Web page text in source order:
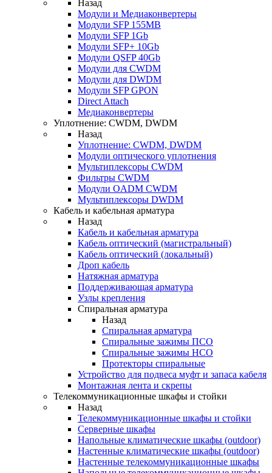
Назад
Модули и Медиаконвертеры
Модули SFP 155MB
Модули SFP 1Gb
Модули SFP+ 10Gb
Модули QSFP 40Gb
Модули для CWDM
Модули для DWDM
Модули SFP GPON
Direct Attach
Медиаконвертеры
Уплотнение: CWDM, DWDM
Назад
Уплотнение: CWDM, DWDM
Модули оптического уплотнения
Мультиплексоры CWDM
Фильтры CWDM
Модули OADM CWDM
Мультиплексоры DWDM
Кабель и кабельная арматура
Назад
Кабель и кабельная арматура
Кабель оптический (магистральный)
Кабель оптический (локальный)
Дроп кабель
Натяжная арматура
Поддерживающая арматура
Узлы крепления
Спиральная арматура
Назад
Спиральная арматура
Спиральные зажимы ПСО
Спиральные зажимы НСО
Протекторы спиральные
Устройство для подвеса муфт и запаса кабеля
Монтажная лента и скрепы
Телекоммуникационные шкафы и стойки
Назад
Телекоммуникационные шкафы и стойки
Серверные шкафы
Напольные климатические шкафы (outdoor)
Настенные климатические шкафы (outdoor)
Настенные телекоммуникационные шкафы